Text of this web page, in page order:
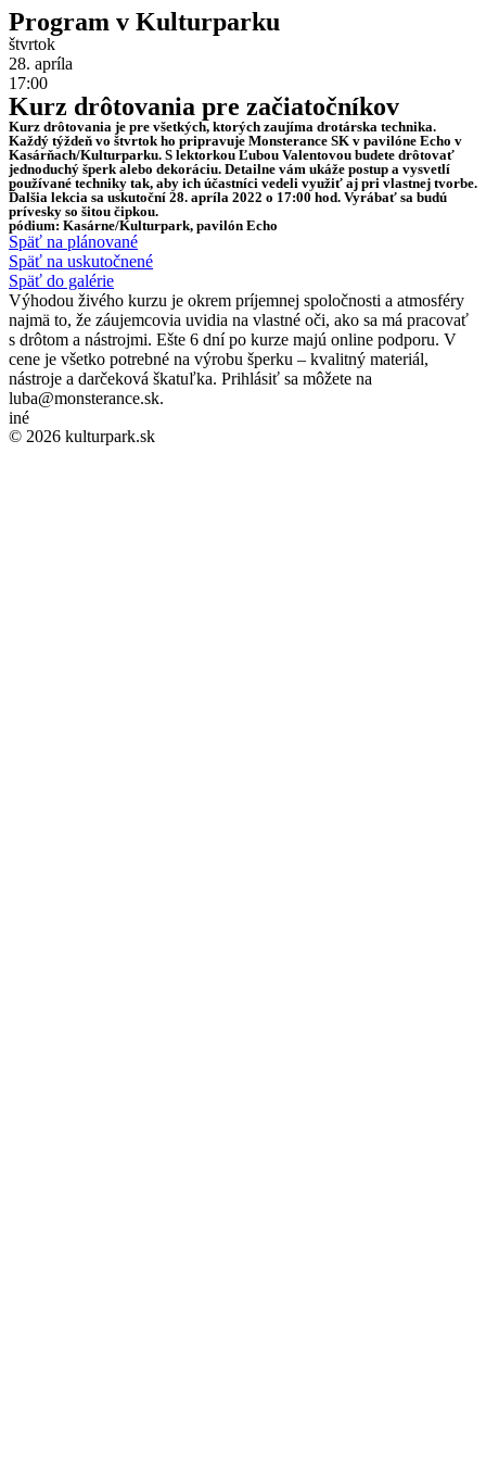
Program v Kulturparku
štvrtok
28. apríla
17:00
Kurz drôtovania pre začiatočníkov
Kurz drôtovania je pre všetkých, ktorých zaujíma drotárska technika.
Každý týždeň vo štvrtok ho pripravuje Monsterance SK v pavilóne Echo v
Kasárňach/Kulturparku. S lektorkou Ľubou Valentovou budete drôtovať
jednoduchý šperk alebo dekoráciu. Detailne vám ukáže postup a vysvetlí
používané techniky tak, aby ich účastníci vedeli využiť aj pri vlastnej tvorbe.
Ďalšia lekcia sa uskutoční 28. apríla 2022 o 17:00 hod. Vyrábať sa budú
prívesky so šitou čipkou.
pódium: Kasárne/Kulturpark, pavilón Echo
Späť na plánované
Späť na uskutočnené
Späť do galérie
Výhodou živého kurzu je okrem príjemnej spoločnosti a atmosféry
najmä to, že záujemcovia uvidia na vlastné oči, ako sa má pracovať
s drôtom a nástrojmi. Ešte 6 dní po kurze majú online podporu. V
cene je všetko potrebné na výrobu šperku – kvalitný materiál,
nástroje a darčeková škatuľka. Prihlásiť sa môžete na
luba@monsterance.sk.
iné
© 2026 kulturpark.sk